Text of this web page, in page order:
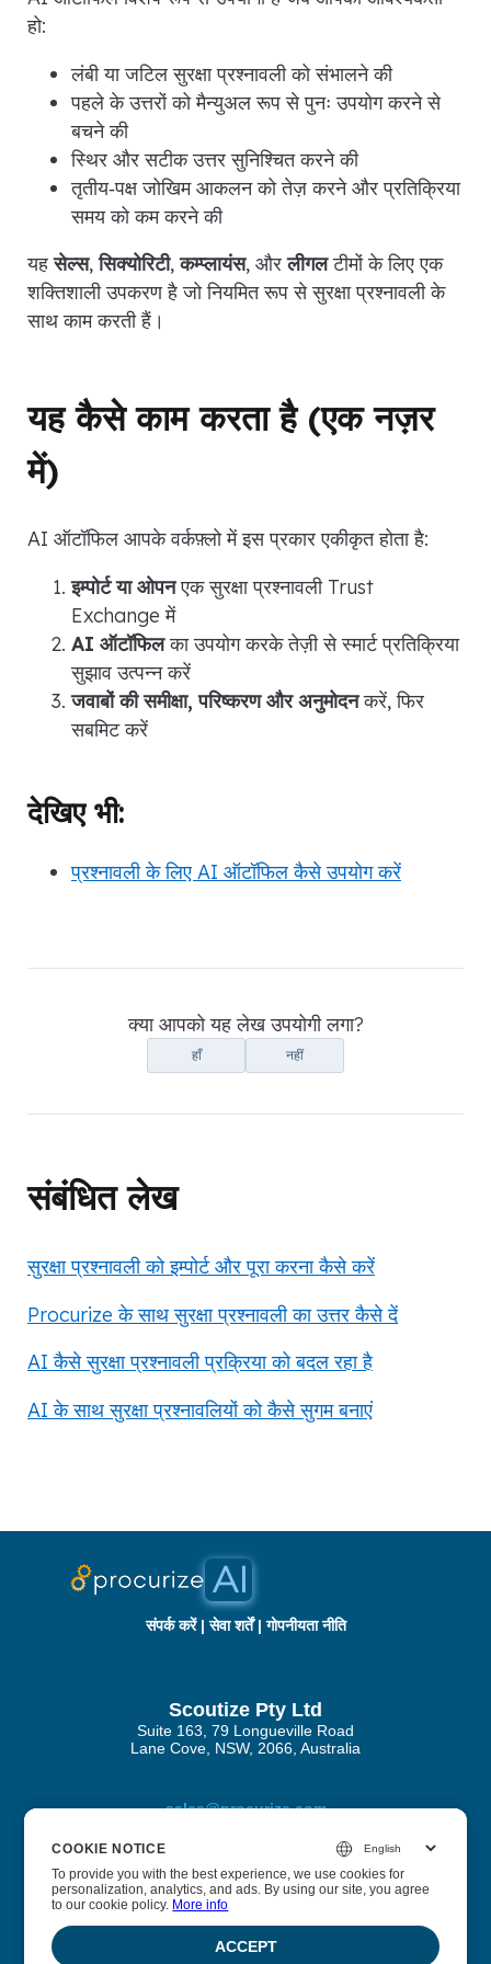
हो:
लंबी या जटिल सुरक्षा प्रश्नावली को संभालने की
पहले के उत्तरों को मैन्युअल रूप से पुनः उपयोग करने से
बचने की
स्थिर और सटीक उत्तर सुनिश्चित करने की
तृतीय‑पक्ष जोखिम आकलन को तेज़ करने और प्रतिक्रिया
समय को कम करने की
यहसेल्स,सिक्योरिटी,कम्प्लायंस, औरलीगलटीमों के लिए एक
शक्तिशाली उपकरण है जो नियमित रूप से सुरक्षा प्रश्नावली के
साथ काम करती हैं।
यह कैसे काम करता है (एक नज़र
में)
AI ऑटॉफिल आपके वर्कफ़्लो में इस प्रकार एकीकृत होता है:
इम्पोर्ट या ओपनएक सुरक्षा प्रश्नावली Trust
Exchange में
AI ऑटॉफिलका उपयोग करके तेज़ी से स्मार्ट प्रतिक्रिया
सुझाव उत्पन्न करें
जवाबों की समीक्षा, परिष्करण और अनुमोदनकरें, फिर
सबमिट करें
देखिए भी:
प्रश्नावली के लिए AI ऑटॉफिल कैसे उपयोग करें
क्या आपको यह लेख उपयोगी लगा?
हाँ नहीं
संबंधित लेख
सुरक्षा प्रश्नावली को इम्पोर्ट और पूरा करना कैसे करें
Procurize के साथ सुरक्षा प्रश्नावली का उत्तर कैसे दें
AI कैसे सुरक्षा प्रश्नावली प्रक्रिया को बदल रहा है
AI के साथ सुरक्षा प्रश्नावलियों को कैसे सुगम बनाएं
संपर्क करें|सेवा शर्तें|गोपनीयता नीति
Scoutize Pty Ltd
Suite 163, 79 Longueville Road
Lane Cove, NSW, 2066, Australia
sales@procurize.com
प्रोक्यूराइज़ एआई के बारे में
COOKIE NOTICE
To provide you with the best experience, we use cookies for
personalization, analytics, and ads. By using our site, you agree
to our cookie policy. More info
ACCEPT
COOKIE NOTICE
To provide you with the best experience, we use cookies for
personalization, analytics, and ads. By using our site, you agree
to our cookie policy. More info
ACCEPT